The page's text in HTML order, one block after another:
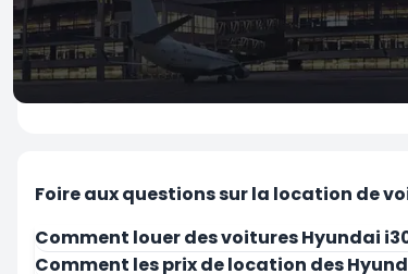
Foire aux questions sur la location de
Comment louer des voitures Hyundai
Comment les prix de location des